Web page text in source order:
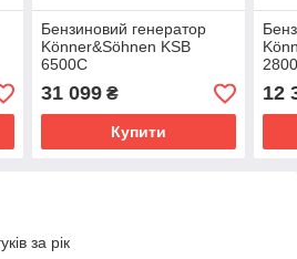
Бензиновий генератор
Könner&Söhnen KSB
6500С
31 099₴
Купити
12
за рік